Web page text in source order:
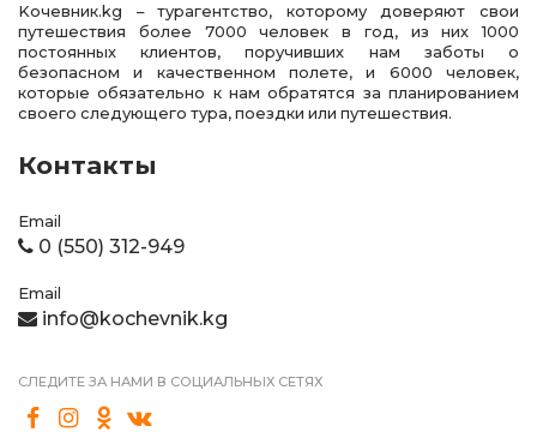
Kочевник.kg – турагентство, которому доверяют свои
путешествия более 7000 человек в год, из них 1000
постоянных клиентов, поручивших нам заботы о
безопасном и качественном полете, и 6000 человек,
которые обязательно к нам обратятся за планированием
своего следующего тура, поездки или путешествия.
Контакты
Email
0 (550) 312-949
Email
info@kochevnik.kg
СЛЕДИТЕ ЗА НАМИ В СОЦИАЛЬНЫХ СЕТЯХ